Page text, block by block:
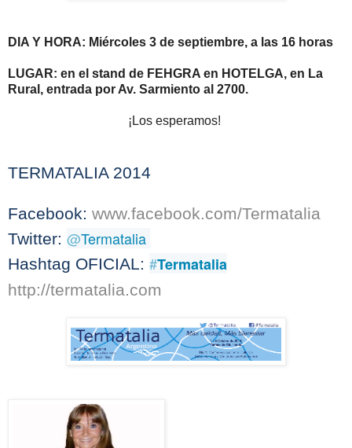
DIA Y HORA: Miércoles 3 de septiembre, a las 16 horas
LUGAR: en el stand de FEHGRA en HOTELGA, en La
Rural, entrada por Av. Sarmiento al 2700.
¡ Los esperamos!
TERMATALIA 2014
Facebook: www.facebook.com/Termatalia
Twitter: @Termatalia
Hashtag OFICIAL: #Termatalia
http://termatalia.com